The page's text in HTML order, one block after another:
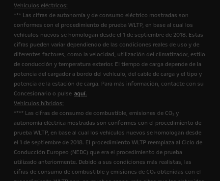
Vehículos eléctricos:
*** Las cifras de autonomía y de consumo eléctrico mostradas son
conformes con el procedimiento de prueba WLTP, en base al cual los
vehículos nuevos se homologan desde el 1 de septiembre de 2018. Estas
cifras pueden variar dependiendo de las condiciones reales de uso y de
diferentes factores, como la velocidad, utilización del climatizador, estilo
de conducción y temperatura exterior. El tiempo de carga depende de la
potencia del cargador a bordo del vehículo, del cable de carga y el tipo y
potencia de la estación de carga. Para más información, contacte con su
Concesionario o pulse aquí.
Vehículos híbridos:
**** Las cifras de consumo de combustible, emisiones de CO₂ y
autonomía eléctrica mostradas son conformes con el procedimiento de
prueba WLTP, en base al cual los vehículos nuevos se homologan desde
el 1 de septiembre de 2018. El procedimiento WLTP reemplaza al Ciclo de
Conducción Europeo (NEDC) que era el procedimiento de prueba
utilizado anteriormente. Debido a sus condiciones más realistas, las
cifras de consumo de combustible y emisiones de CO₂ obtenidas con el